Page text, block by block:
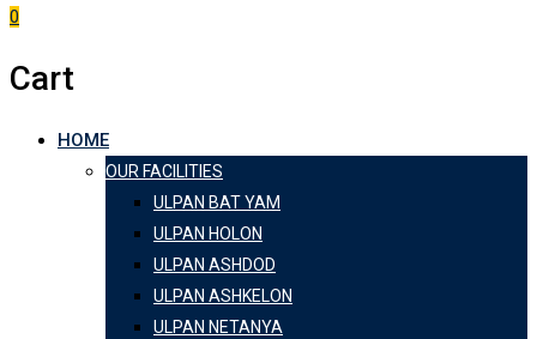
0
Cart
HOME
OUR FACILITIES
ULPAN BAT YAM
ULPAN HOLON
ULPAN ASHDOD
ULPAN ASHKELON
ULPAN NETANYA